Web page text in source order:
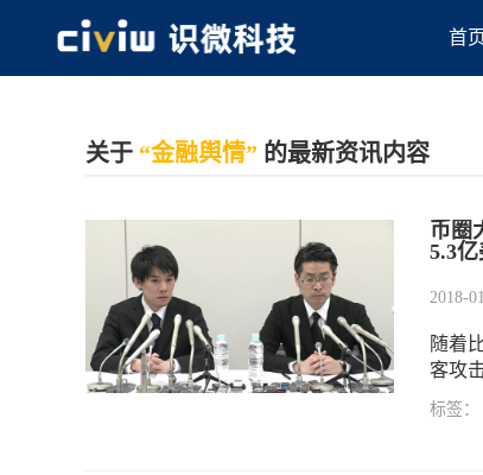
首
关于 “金融舆情” 的最新资讯内容
币圈
5.3
2018-
随着
客攻
之一
数字
标签：